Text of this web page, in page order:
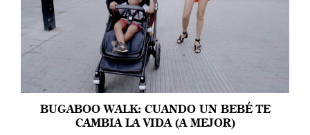
BUGABOO WALK: CUANDO UN BEBÉ TE
CAMBIA LA VIDA (A MEJOR)